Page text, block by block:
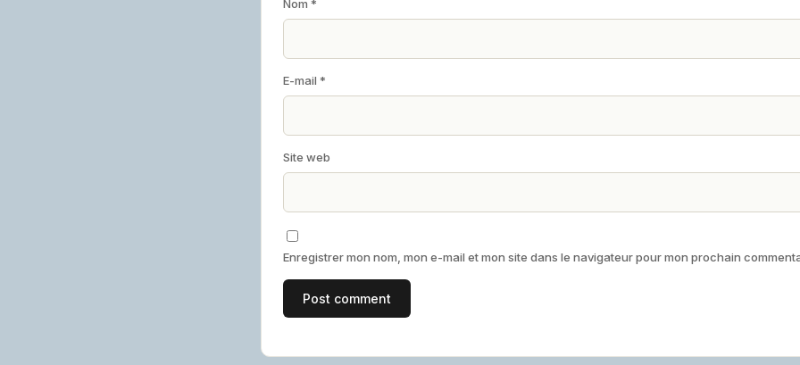
Nom *
E-mail *
Site web
Enregistrer mon nom, mon e-mail et mon site dans le navigateur pour mon prochain